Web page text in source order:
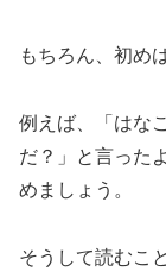
もちろん、初め
例えば、「はな
だ？」と言った
めましょう。
そうして読むこ